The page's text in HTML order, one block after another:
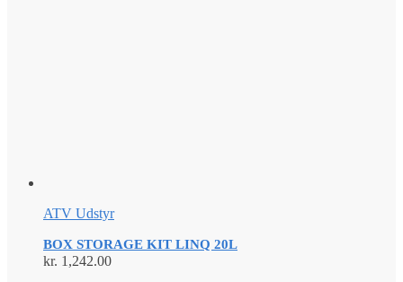
ATV Udstyr
BOX STORAGE KIT LINQ 20L
kr. 1,242.00